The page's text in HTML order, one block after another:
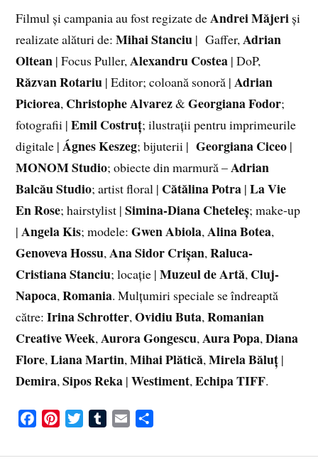
Filmul și campania au fost regizate deAndrei Măjeri și
realizate alături de:Mihai Stanciu | Gaffer, Adrian
Oltean | Focus Puller, Alexandru Costea | DoP,
Răzvan Rotariu | Editor; coloană sonoră | Adrian
Piciorea, Christophe Alvarez&Georgiana Fodor;
fotografii |Emil Costruț; ilustrații pentru imprimeurile
digitale | Ágnes Keszeg; bijuterii |Georgiana Ciceo |
MONOM Studio; obiecte din marmură –Adrian
Balcău Studio; artist floral | Cătălina Potra |La Vie
En Rose; hairstylist |Simina-Diana Cheteleș; make-up
| Angela Kis; modele:Gwen Abiola, Alina Botea,
Genoveva Hossu, Ana Sidor Crișan,Raluca-
Cristiana Stanciu; locație |Muzeul de Artă, Cluj-
Napoca,Romania. Mulțumiri speciale se îndreaptă
către:Irina Schrotter,Ovidiu Buta,Romanian
Creative Week, Aurora Gongescu, Aura Popa, Diana
Flore,Liana Martin,Mihai Plătică,Mirela Băluț |
Demira,Sipos Reka |Westiment,Echipa TIFF.
c
n
i
m
a
a